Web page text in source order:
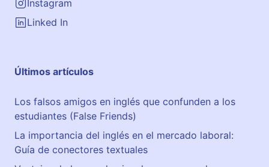
Instagram
Linked In
Últimos artículos
Los falsos amigos en inglés que confunden a los
estudiantes (False Friends)
La importancia del inglés en el mercado laboral:
Guía de conectores textuales